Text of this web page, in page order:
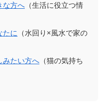
な方へ （生活に役立つ情
たに
（水回り×風水で家の
みたい方へ （猫の気持ち